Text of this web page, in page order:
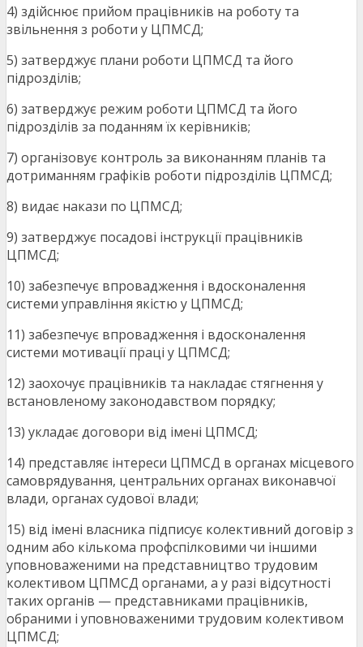
4) здійснює прийом працівників на роботу та
звільнення з роботи у ЦПМСД;
5) затверджує плани роботи ЦПМСД та його
підрозділів;
6) затверджує режим роботи ЦПМСД та його
підрозділів за поданням їх керівників;
7) організовує контроль за виконанням планів та
дотриманням графіків роботи підрозділів ЦПМСД;
8) видає накази по ЦПМСД;
9) затверджує посадові інструкції працівників
ЦПМСД;
10) забезпечує впровадження і вдосконалення
системи управління якістю у ЦПМСД;
11) забезпечує впровадження і вдосконалення
системи мотивації праці у ЦПМСД;
12) заохочує працівників та накладає стягнення у
встановленому законодавством порядку;
13) укладає договори від імені ЦПМСД;
14) представляє інтереси ЦПМСД в органах місцевого
самоврядування, центральних органах виконавчої
влади, органах судової влади;
15) від імені власника підписує колективний договір з
одним або кількома профспілковими чи іншими
уповноваженими на представництво трудовим
колективом ЦПМСД органами, а у разі відсутності
таких органів — представниками працівників,
обраними і уповноваженими трудовим колективом
ЦПМСД;